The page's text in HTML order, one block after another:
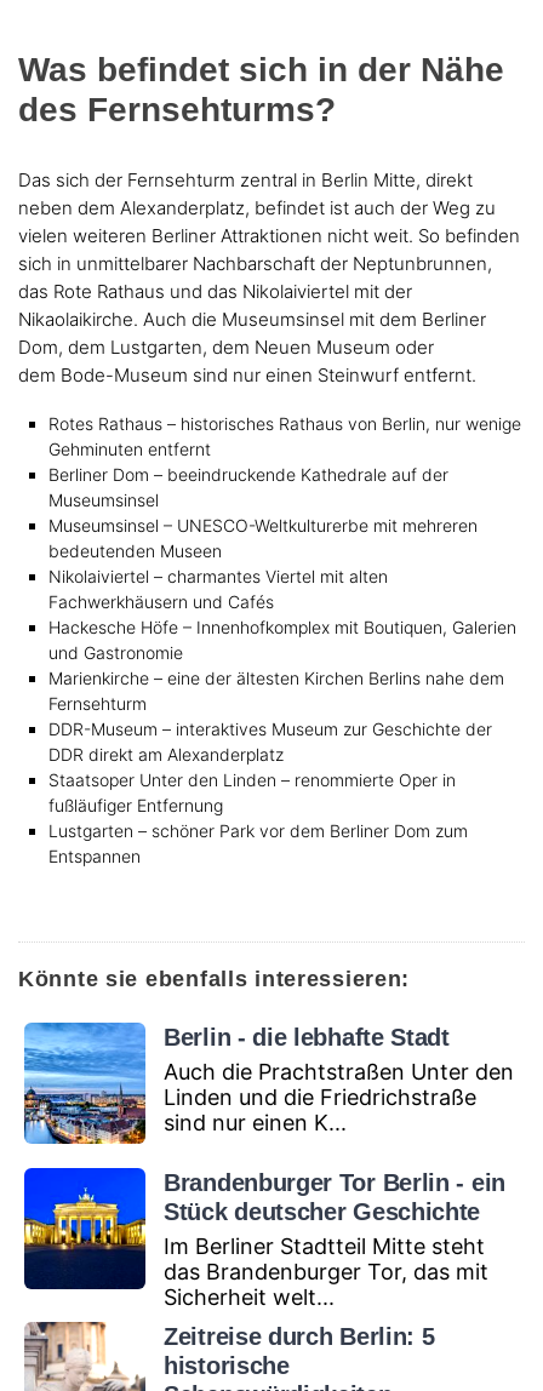
Was befindet sich in der Nähe
des Fernsehturms?
Das sich der Fernsehturm zentral in Berlin Mitte, direkt
neben dem Alexanderplatz, befindet ist auch der Weg zu
vielen weiteren Berliner Attraktionen nicht weit. So befinden
sich in unmittelbarer Nachbarschaft der Neptunbrunnen,
das Rote Rathaus und das Nikolaiviertel mit der
Nikaolaikirche. Auch die Museumsinsel mit dem Berliner
Dom, dem Lustgarten, dem Neuen Museum oder
dem Bode-Museum sind nur einen Steinwurf entfernt.
Rotes Rathaus – historisches Rathaus von Berlin, nur wenige
Gehminuten entfernt
Berliner Dom – beeindruckende Kathedrale auf der
Museumsinsel
Museumsinsel – UNESCO-Weltkulturerbe mit mehreren
bedeutenden Museen
Nikolaiviertel – charmantes Viertel mit alten
Fachwerkhäusern und Cafés
Hackesche Höfe – Innenhofkomplex mit Boutiquen, Galerien
und Gastronomie
Marienkirche – eine der ältesten Kirchen Berlins nahe dem
Fernsehturm
DDR-Museum – interaktives Museum zur Geschichte der
DDR direkt am Alexanderplatz
Staatsoper Unter den Linden – renommierte Oper in
fußläufiger Entfernung
Lustgarten – schöner Park vor dem Berliner Dom zum
Entspannen
Könnte sie ebenfalls interessieren:
Berlin - die lebhafte Stadt
Auch die Prachtstraßen Unter den
Linden und die Friedrichstraße
sind nur einen K...
Brandenburger Tor Berlin - ein
Stück deutscher Geschichte
Im Berliner Stadtteil Mitte steht
das Brandenburger Tor, das mit
Sicherheit welt...
Zeitreise durch Berlin: 5
historische